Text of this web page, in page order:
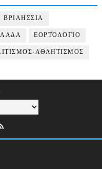
ΒΡΙΛΗΣΣΙΑ
ΕΟΡΤΟΛΟΓΙΟ
ΑΘΛΗΤΙΣΜΟΣ